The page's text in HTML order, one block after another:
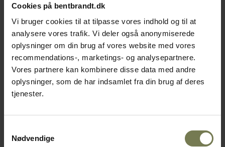
Cookies på bentbrandt.dk
Vi bruger cookies til at tilpasse vores indhold og til at
analysere vores trafik. Vi deler også anonymiserede
oplysninger om din brug af vores website med vores
recommendations-, marketings- og analysepartnere.
Vores partnere kan kombinere disse data med andre
oplysninger, som de har indsamlet fra din brug af deres
tjenester.
Nødvendige
Pakker af 12 stk.
WMF Casino frokostkniv, 21,2
cm
Varenr: 25361020
Din pris (ekskl. moms)
På lager
Pakker af 12 stk.
WMF Signum frokostgaffel,
18,8 cm
Varenr: 25332419